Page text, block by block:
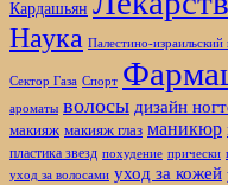
Кардашьян
Наука Палестино-израильский
Сектор Газа Спорт
ароматы волосы дизайн
макияж макияж глаз маникюр
пластика звезд похудение прически
уход за волосами уход за кожей